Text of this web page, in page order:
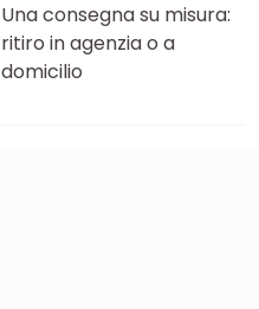
Una consegna su misura:
ritiro in agenzia o a
domicilio